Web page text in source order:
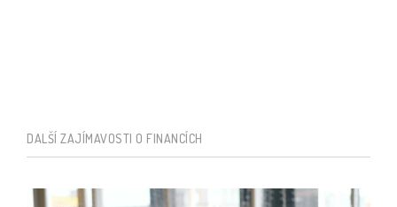
DALŠÍ ZAJÍMAVOSTI O FINANCÍCH